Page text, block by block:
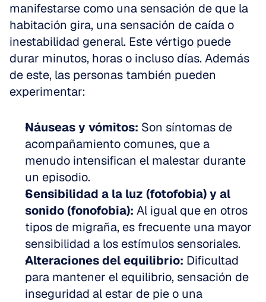
manifestarse como una sensación de que la
habitación gira, una sensación de caída o
inestabilidad general. Este vértigo puede
durar minutos, horas o incluso días. Además
de este, las personas también pueden
experimentar:
Náuseas y vómitos: Son síntomas de
acompañamiento comunes, que a
menudo intensifican el malestar durante
un episodio.
Sensibilidad a la luz (fotofobia) y al
sonido (fonofobia): Al igual que en otros
tipos de migraña, es frecuente una mayor
sensibilidad a los estímulos sensoriales.
Alteraciones del equilibrio: Dificultad
para mantener el equilibrio, sensación de
inseguridad al estar de pie o una